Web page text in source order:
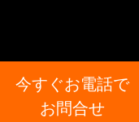
今すぐお電話で
お問合せ